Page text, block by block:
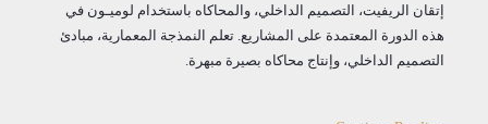
إتقان الريفيت، التصميم الداخلي، والمحاكاه باستخدام لوميـون في
هذه الدورة المعتمدة على المشاريع. تعلم النمذجة المعمارية، مبادئ
التصميم الداخلي، وإنتاج محاكاه بصيرة مبهرة.